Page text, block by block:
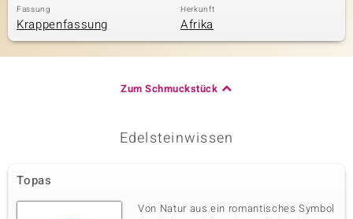
Fassung
Krappenfassung
Herkunft
Afrika
Zum Schmuckstück
Edelsteinwissen
Topas
Von Natur aus ein romantisches Symbol